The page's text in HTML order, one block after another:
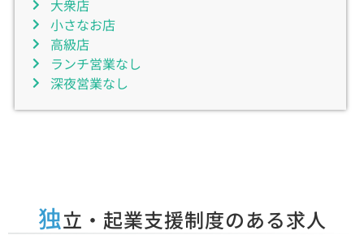
大衆店
小さなお店
高級店
ランチ営業なし
深夜営業なし
独立・起業支援制度のある求人